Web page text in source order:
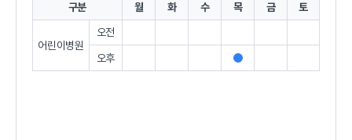
구분 월 화 수 목 금 토
어린이병원
오전
구
분
오후 목
진